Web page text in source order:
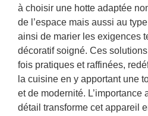
à choisir une hotte adaptée
de l’espace mais aussi au
ainsi de marier les exigences
décoratif soigné. Ces
fois pratiques et raffinées,
la cuisine en y apportant une
et de modernité. L’importance
détail transforme cet appareil